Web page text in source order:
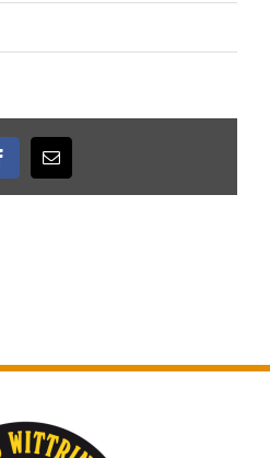
Facebook
E-
Mail